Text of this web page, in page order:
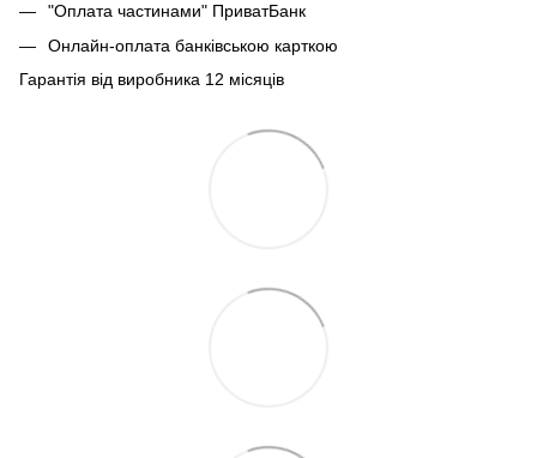
"Оплата частинами" ПриватБанк
Онлайн-оплата банківською карткою
Гарантія від виробника 12 місяців